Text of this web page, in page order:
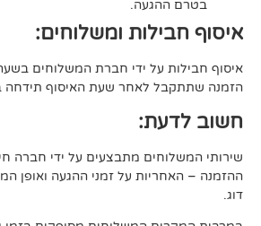
ומשלוחים:
חברת המשלוחים בשעה 11:00 בבוקר.
לאחר שעת האיסוף תידחה ביום עסקים אחד
מתבצעים על ידי חברה חיצונית, ומרגע
על זמני ההגעה ואופן המסירה אינה בידי